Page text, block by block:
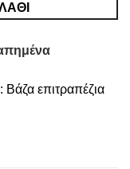
Βάζα επιτραπέζια